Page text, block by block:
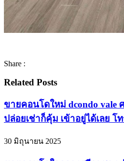
Share :
Related Posts
ขายคอนโดใหม่ dcondo vale
ปล่อยเช่าก็คุ้ม เข้าอยู่ได้เลย โท
30 มิถุนายน 2025